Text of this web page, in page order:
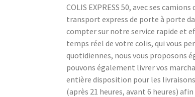
COLIS EXPRESS 50, avec ses
transport express de porte à porte
compter sur notre service rapide et
temps réel de votre colis, qui vous
quotidiennes, nous vous proposons
pouvons également livrer vos
entière disposition pour les
(après 21 heures, avant 6 heures)